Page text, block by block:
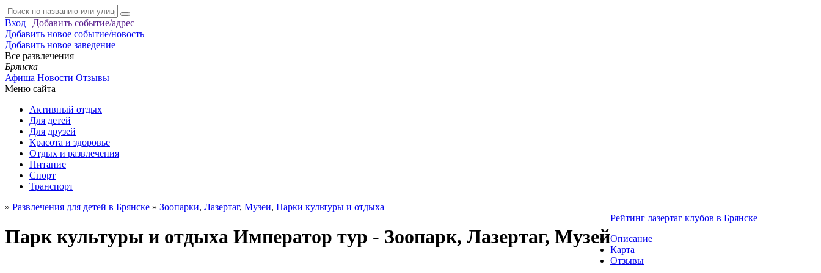
Вход | Добавить событие/адрес
Добавить новое событие/новость
Добавить новое заведение
Все развлечения
Брянска
Афиша Новости Отзывы
Меню сайта
Активный отдых
Для детей
Для друзей
Красота и здоровье
Отдых и развлечения
Питание
Спорт
Транспорт
» Развлечения для детей в Брянске » Зоопарки, Лазертаг, Музеи, Парки культуры и отдыха
Парк культуры и отдыха Император тур - Зоопарк, Лазертаг, Музей
Рейтинг лазертаг клубов в Брянске
Описание
Карта
Отзывы